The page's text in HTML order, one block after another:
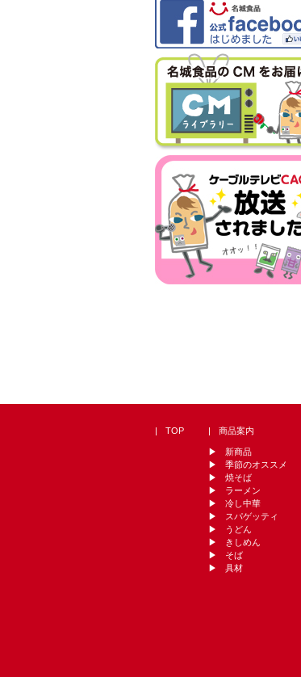
TOP 商品案内
新商品
季節のオススメ
焼そば
ラーメン
冷し中華
スパゲッティ
うどん
きしめん
そば
具材